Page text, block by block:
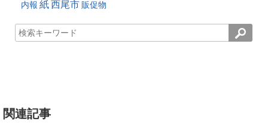
内報 紙西尾市 販促物
関連記事